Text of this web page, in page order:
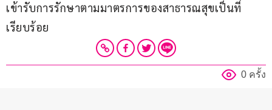
เข้ารับการรักษาตามมาตรการของสาธารณสุขเป็นที่
เรียบร้อย
0 ครั้ง